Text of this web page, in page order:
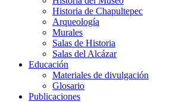
Historia de Chapultepec
Arqueología
Murales
Salas de Historia
Salas del Alcázar
Educación
Materiales de divulgación
Glosario
Publicaciones